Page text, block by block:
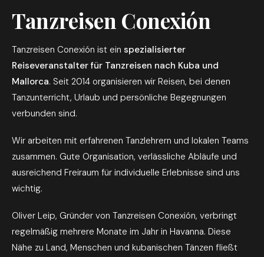
Tanzreisen Conexión
Tanzreisen Conexión ist ein spezialisierter
Reiseveranstalter für Tanzreisen nach Kuba und
Mallorca. Seit 2014 organisieren wir Reisen, bei denen
Tanzunterricht, Urlaub und persönliche Begegnungen
verbunden sind.
Wir arbeiten mit erfahrenen Tanzlehrern und lokalen Teams
zusammen. Gute Organisation, verlässliche Abläufe und
ausreichend Freiraum für individuelle Erlebnisse sind uns
wichtig.
Oliver Leip, Gründer von Tanzreisen Conexión, verbringt
regelmäßig mehrere Monate im Jahr in Havanna. Diese
Nähe zu Land, Menschen und kubanischen Tänzen fließt